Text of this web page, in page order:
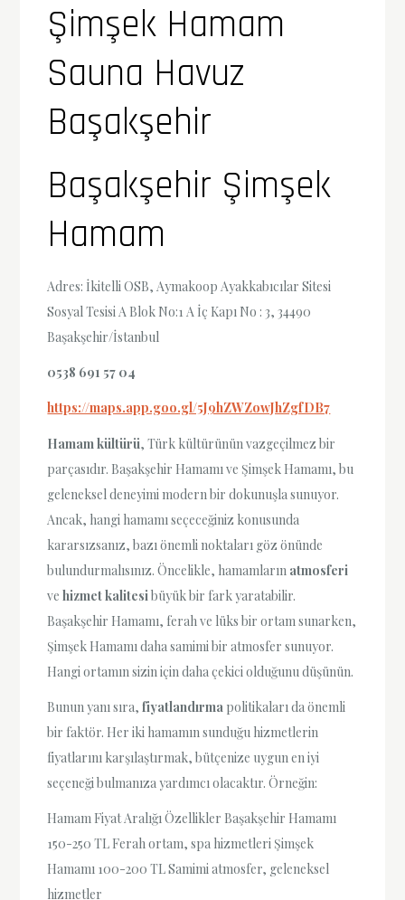
Şimşek Hamam
Sauna Havuz
Başakşehir
Başakşehir Şimşek
Hamam
Adres: İkitelli OSB, Aymakoop Ayakkabıcılar Sitesi
Sosyal Tesisi A Blok No:1 A İç Kapı No : 3, 34490
Başakşehir/İstanbul
0538 691 57 04
https://maps.app.goo.gl/5J9hZWZowJhZgfDB7
Hamam kültürü, Türk kültürünün vazgeçilmez bir
parçasıdır. Başakşehir Hamamı ve Şimşek Hamamı, bu
geleneksel deneyimi modern bir dokunuşla sunuyor.
Ancak, hangi hamamı seçeceğiniz konusunda
kararsızsanız, bazı önemli noktaları göz önünde
bulundurmalısınız. Öncelikle, hamamların atmosferi
vehizmet kalitesi büyük bir fark yaratabilir.
Başakşehir Hamamı, ferah ve lüks bir ortam sunarken,
Şimşek Hamamı daha samimi bir atmosfer sunuyor.
Hangi ortamın sizin için daha çekici olduğunu düşünün.
Bunun yanı sıra,fiyatlandırma politikaları da önemli
bir faktör. Her iki hamamın sunduğu hizmetlerin
fiyatlarını karşılaştırmak, bütçenize uygun en iyi
seçeneği bulmanıza yardımcı olacaktır. Örneğin:
Hamam Fiyat Aralığı Özellikler Başakşehir Hamamı
150-250 TL Ferah ortam, spa hizmetleri Şimşek
Hamamı 100-200 TL Samimi atmosfer, geleneksel
hizmetler